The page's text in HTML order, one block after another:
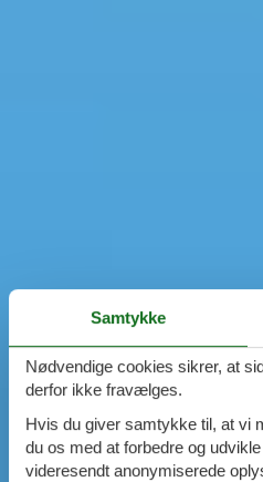
Samtykke
Nødvendige cookies sikrer, at
derfor ikke fravælges.
Hvis du giver samtykke til, at vi
du os med at forbedre og
videresendt anonymiserede